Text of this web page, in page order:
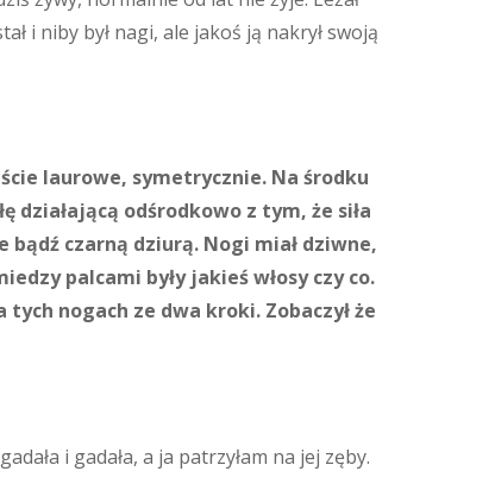
i niby był nagi, ale jakoś ją nakrył swoją
laurowe, symetrycznie. Na środku
działającą odśrodkowo z tym, że siła
czarną dziurą. Nogi miał dziwne,
palcami były jakieś włosy czy co.
nogach ze dwa kroki. Zobaczył że
i gadała, a ja patrzyłam na jej zęby.